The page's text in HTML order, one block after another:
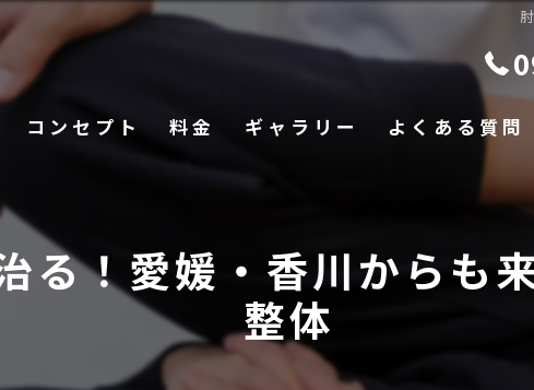
コンセプト 料金 ギャラリー よくある質問
る！愛媛・香川からも
整体